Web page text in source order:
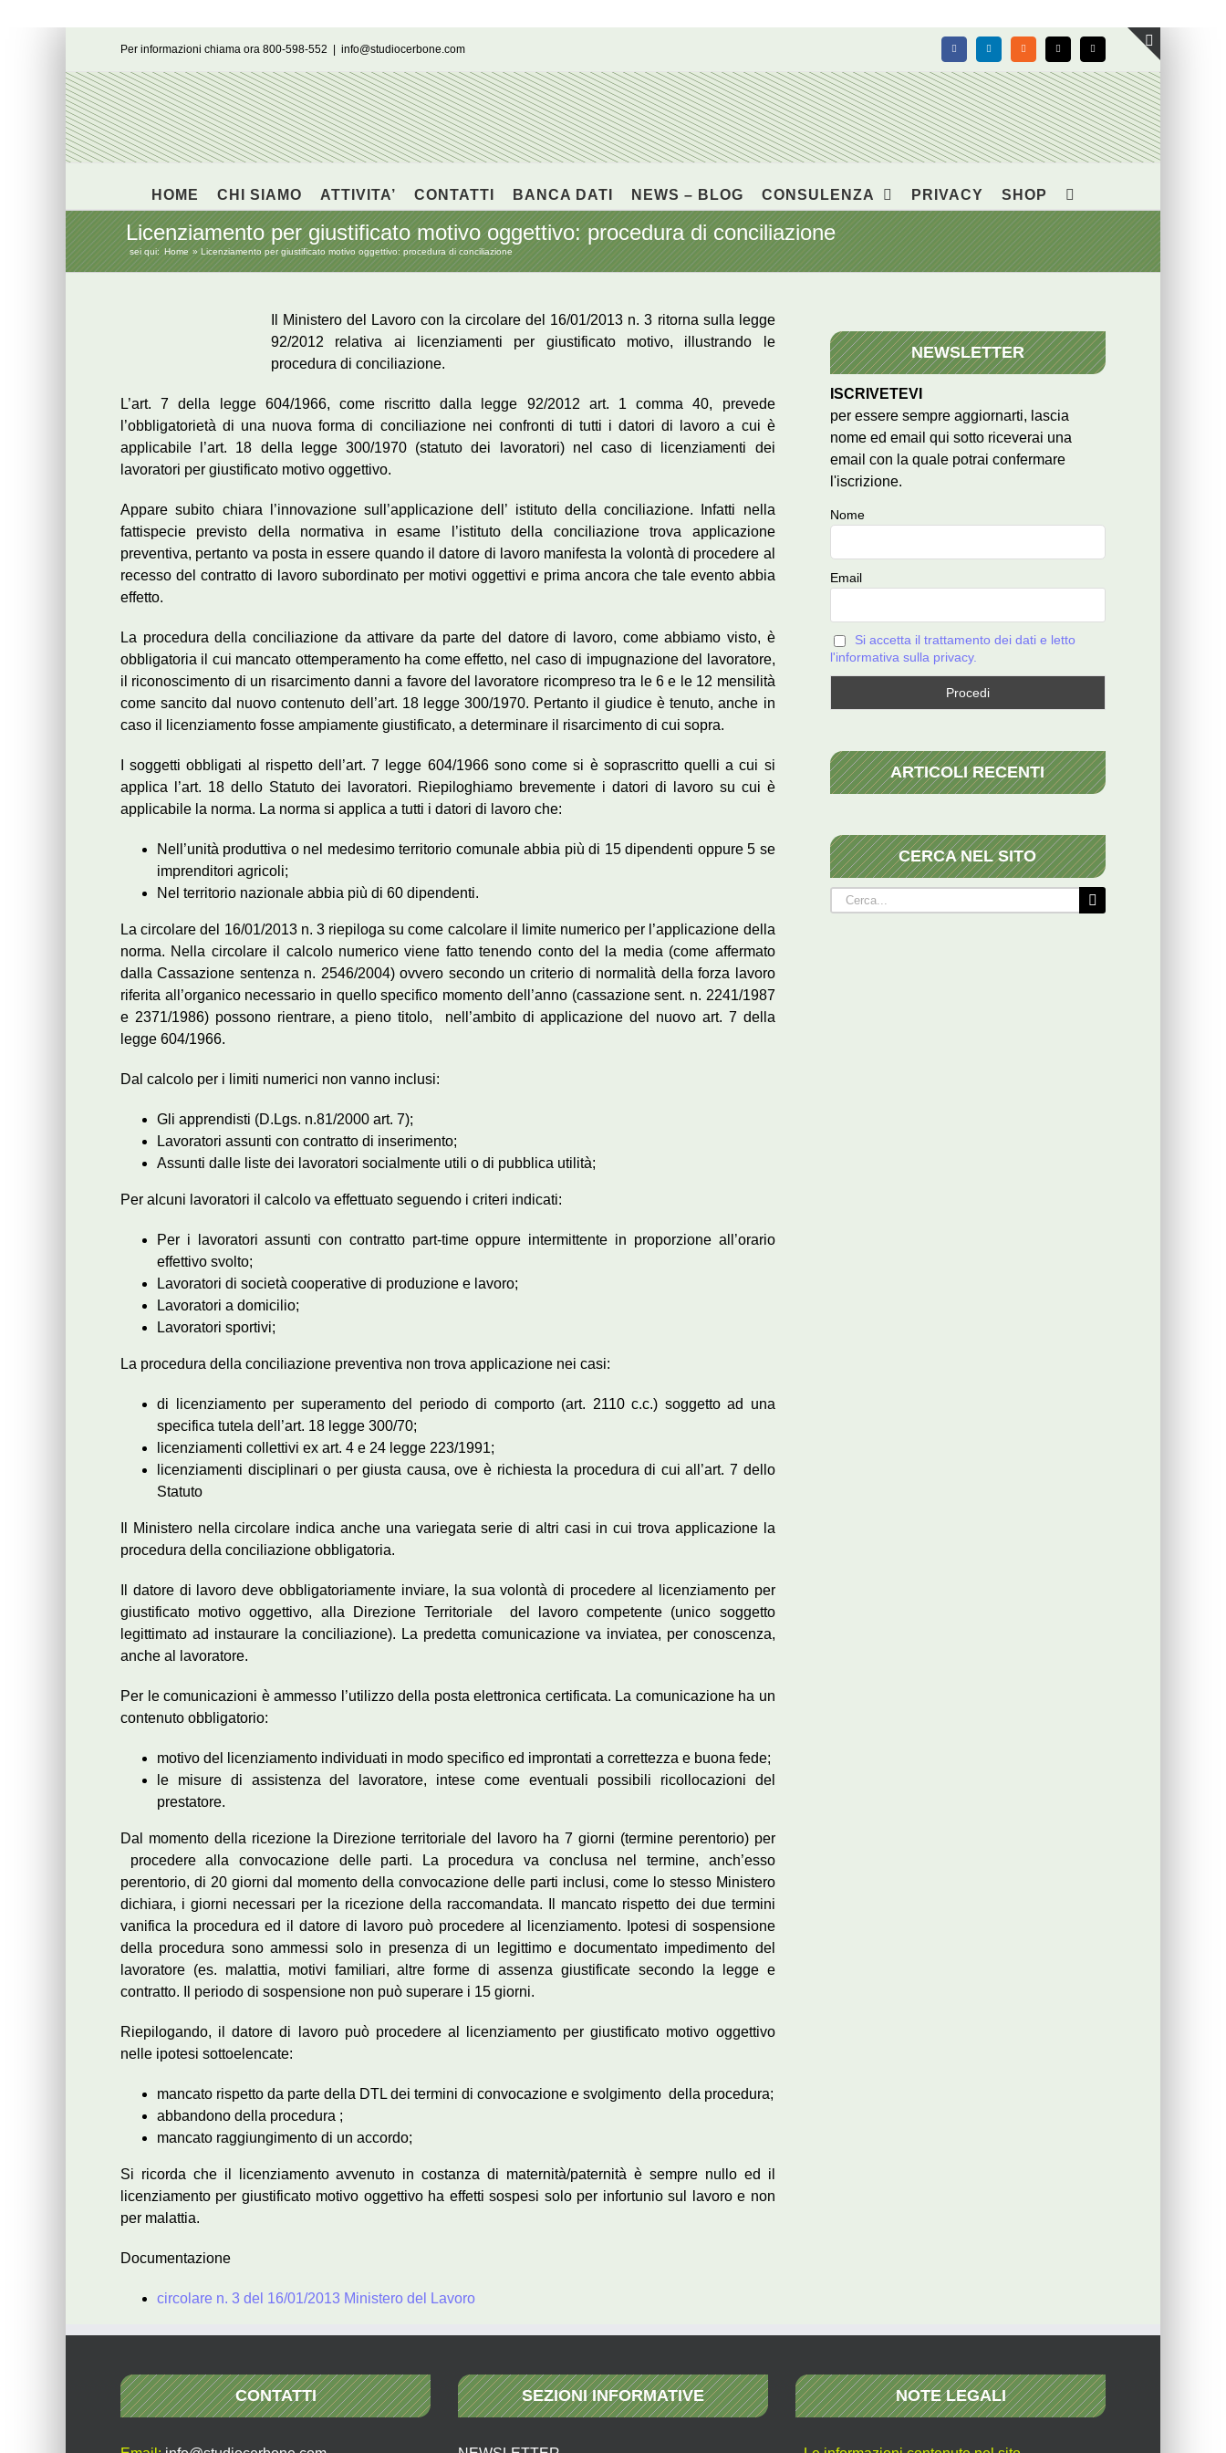
Per informazioni chiama ora 800-598-552 info@studiocerbone.com FacebookLinkedIn Rss X Email
HOME CHI SIAMO ATTIVITA’ CONTATTI BANCA DATI NEWS – BLOG CONSULENZA PRIVACY SHOP
Licenziamento per giustificato motivo oggettivo: procedura di conciliazione
sei qui: Home Licenziamento per giustificato motivo oggettivo: procedura di conciliazione
Il Ministero del Lavoro con la circolare del 16/01/2013 n. 3 ritorna sulla legge
92/2012 relativa ai licenziamenti per giustificato motivo, illustrando le
procedura di conciliazione.
L’art. 7 della legge 604/1966, come riscritto dalla legge 92/2012 art. 1 comma 40, prevede
l’obbligatorietà di una nuova forma di conciliazione nei confronti di tutti i datori di lavoro a cui è
applicabile l’art. 18 della legge 300/1970 (statuto dei lavoratori) nel caso di licenziamenti dei
lavoratori per giustificato motivo oggettivo.
Appare subito chiara l’innovazione sull’applicazione dell’ istituto della conciliazione. Infatti nella
fattispecie previsto della normativa in esame l’istituto della conciliazione trova applicazione
preventiva, pertanto va posta in essere quando il datore di lavoro manifesta la volontà di procedere al
recesso del contratto di lavoro subordinato per motivi oggettivi e prima ancora che tale evento abbia
effetto.
La procedura della conciliazione da attivare da parte del datore di lavoro, come abbiamo visto, è
obbligatoria il cui mancato ottemperamento ha come effetto, nel caso di impugnazione del lavoratore,
il riconoscimento di un risarcimento danni a favore del lavoratore ricompreso tra le 6 e le 12 mensilità
come sancito dal nuovo contenuto dell’art. 18 legge 300/1970. Pertanto il giudice è tenuto, anche in
caso il licenziamento fosse ampiamente giustificato, a determinare il risarcimento di cui sopra.
I soggetti obbligati al rispetto dell’art. 7 legge 604/1966 sono come si è soprascritto quelli a cui si
applica l’art. 18 dello Statuto dei lavoratori. Riepiloghiamo brevemente i datori di lavoro su cui è
applicabile la norma. La norma si applica a tutti i datori di lavoro che:
Nell’unità produttiva o nel medesimo territorio comunale abbia più di 15 dipendenti oppure 5 se
imprenditori agricoli;
Nel territorio nazionale abbia più di 60 dipendenti.
La circolare del 16/01/2013 n. 3 riepiloga su come calcolare il limite numerico per l’applicazione della
norma. Nella circolare il calcolo numerico viene fatto tenendo conto del la media (come affermato
dalla Cassazione sentenza n. 2546/2004) ovvero secondo un criterio di normalità della forza lavoro
riferita all’organico necessario in quello specifico momento dell’anno (cassazione sent. n. 2241/1987
e 2371/1986) possono rientrare, a pieno titolo, nell’ambito di applicazione del nuovo art. 7 della
legge 604/1966.
Dal calcolo per i limiti numerici non vanno inclusi:
Gli apprendisti (D.Lgs. n.81/2000 art. 7);
Lavoratori assunti con contratto di inserimento;
Assunti dalle liste dei lavoratori socialmente utili o di pubblica utilità;
Per alcuni lavoratori il calcolo va effettuato seguendo i criteri indicati:
Per i lavoratori assunti con contratto part-time oppure intermittente in proporzione all’orario
effettivo svolto;
Lavoratori di società cooperative di produzione e lavoro;
Lavoratori a domicilio;
Lavoratori sportivi;
La procedura della conciliazione preventiva non trova applicazione nei casi:
di licenziamento per superamento del periodo di comporto (art. 2110 c.c.) soggetto ad una
specifica tutela dell’art. 18 legge 300/70;
licenziamenti collettivi ex art. 4 e 24 legge 223/1991;
licenziamenti disciplinari o per giusta causa, ove è richiesta la procedura di cui all’art. 7 dello
Statuto
Il Ministero nella circolare indica anche una variegata serie di altri casi in cui trova applicazione la
procedura della conciliazione obbligatoria.
Il datore di lavoro deve obbligatoriamente inviare, la sua volontà di procedere al licenziamento per
giustificato motivo oggettivo, alla Direzione Territoriale del lavoro competente (unico soggetto
legittimato ad instaurare la conciliazione). La predetta comunicazione va inviatea, per conoscenza,
anche al lavoratore.
Per le comunicazioni è ammesso l’utilizzo della posta elettronica certificata. La comunicazione ha un
contenuto obbligatorio:
motivo del licenziamento individuati in modo specifico ed improntati a correttezza e buona fede;
le misure di assistenza del lavoratore, intese come eventuali possibili ricollocazioni del
prestatore.
Dal momento della ricezione la Direzione territoriale del lavoro ha 7 giorni (termine perentorio) per
procedere alla convocazione delle parti. La procedura va conclusa nel termine, anch’esso
perentorio, di 20 giorni dal momento della convocazione delle parti inclusi, come lo stesso Ministero
dichiara, i giorni necessari per la ricezione della raccomandata. Il mancato rispetto dei due termini
vanifica la procedura ed il datore di lavoro può procedere al licenziamento. Ipotesi di sospensione
della procedura sono ammessi solo in presenza di un legittimo e documentato impedimento del
lavoratore (es. malattia, motivi familiari, altre forme di assenza giustificate secondo la legge e
contratto. Il periodo di sospensione non può superare i 15 giorni.
Riepilogando, il datore di lavoro può procedere al licenziamento per giustificato motivo oggettivo
nelle ipotesi sottoelencate:
mancato rispetto da parte della DTL dei termini di convocazione e svolgimento della procedura;
abbandono della procedura ;
mancato raggiungimento di un accordo;
Si ricorda che il licenziamento avvenuto in costanza di maternità/paternità è sempre nullo ed il
licenziamento per giustificato motivo oggettivo ha effetti sospesi solo per infortunio sul lavoro e non
per malattia.
Documentazione
circolare n. 3 del 16/01/2013 Ministero del Lavoro
NEWSLETTER
ISCRIVETEVI
per essere sempre aggiornarti, lascia
nome ed email qui sotto riceverai una
email con la quale potrai confermare
l'iscrizione.
Nome
Email
Si accetta il trattamento dei dati e letto
l'informativa sulla privacy.
ARTICOLI RECENTI
CERCA NEL SITO
Cerca
per:
CONTATTI SEZIONI INFORMATIVE NOTE LEGALI
Toggle
area
barra
scorrevole